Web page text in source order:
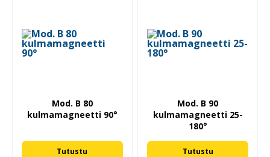
Mod. B 80
kulmamagneetti 90°
Tutustu
Mod. B 90
kulmamagneetti 25-
180°
Tutustu